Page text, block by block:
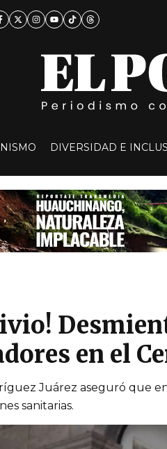
DIVERSIDAD E
en el
Juárez aseguró que
sanitarias.